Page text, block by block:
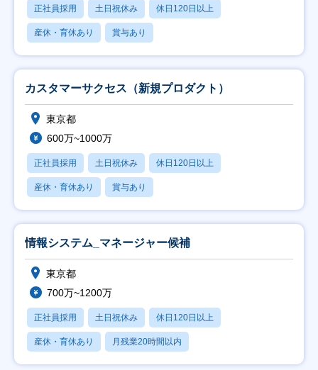
正社員採用 土日祝休み 休日120日以上
産休・育休あり 賞与あり
カスタマーサクセス（新規プロダクト）
東京都
600万~1000万
正社員採用 土日祝休み 休日120日以上
産休・育休あり 賞与あり
情報システム_マネージャー候補
東京都
700万~1200万
正社員採用 土日祝休み 休日120日以上
産休・育休あり 月残業20時間以内